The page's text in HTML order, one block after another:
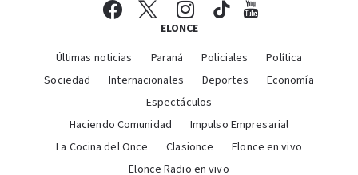
ELONCE
Últimas noticias Paraná Policiales
Política
Sociedad
Internacionales Deportes
Economía
Espectáculos
Haciendo Comunidad
Impulso Empresarial
La Cocina del Once
Clasionce
Elonce en vivo
Elonce Radio en vivo